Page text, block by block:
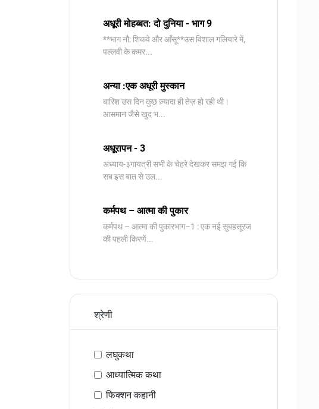
अधूरी मोहब्बत: दो दुनिया - भाग 9
**भाग नौ: शिकवे और आँसू**उस विशाल गलियारे में,
पल्लवी के कमर...
अन्या :एक अधूरी मुस्कान
बारिश उस दिन कुछ ज़्यादा ही तेज़ हो रही थी।
आसमान जैसे खुद भ...
अधूरापन - 3
अध्याय-३गायत्री सभी के चेहरे देखकर समझ गई कि
सब इस बात से उल...
कर्मपथ – आत्मा की पुकार
कर्मपथ – आत्मा की पुकारभाग–1 : एक नई सुबहसूरज
की पहली किरणें...
श्रेणी
लघुकथा
आध्यात्मिक कथा
फिक्शन कहानी